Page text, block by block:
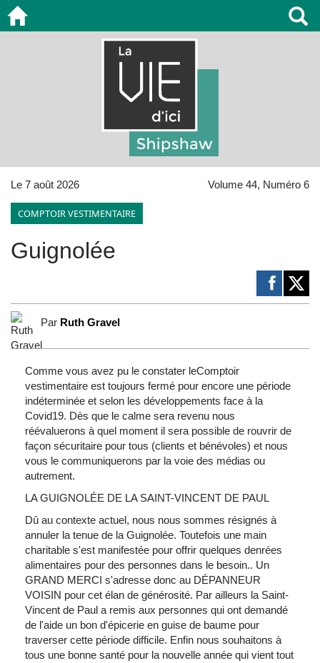
Le 7 août 2026 Volume 44, Numéro 6
COMPTOIR VESTIMENTAIRE
Guignolée
Par Ruth Gravel
Comme vous avez pu le constater leComptoir
vestimentaire est toujours fermé pour encore une période
indéterminée et selon les développements face à la
Covid19. Dès que le calme sera revenu nous
réévaluerons à quel moment il sera possible de rouvrir de
façon sécuritaire pour tous (clients et bénévoles) et nous
vous le communiquerons par la voie des médias ou
autrement.
LA GUIGNOLÉE DE LA SAINT-VINCENT DE PAUL
Dû au contexte actuel, nous nous sommes résignés à
annuler la tenue de la Guignolée. Toutefois une main
charitable s'est manifestée pour offrir quelques denrées
alimentaires pour des personnes dans le besoin.. Un
GRAND MERCI s'adresse donc au DÉPANNEUR
VOISIN pour cet élan de générosité. Par ailleurs la Saint-
Vincent de Paul a remis aux personnes qui ont demandé
de l'aide un bon d'épicerie en guise de baume pour
traverser cette période difficile. Enfin nous souhaitons à
tous une bonne santé pour la nouvelle année qui vient tout